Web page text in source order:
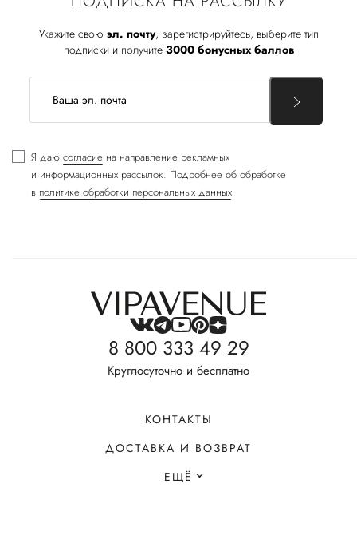
Укажите свою эл. почту, зарегистрируйтесь, выберите тип
подписки и получите 3000 бонусных баллов
Я даю согласие на направление рекламных
и информационных рассылок. Подробнее об обработке
в политике обработки персональных данных
8 800 333 49 29
Круглосуточно и бесплатно
КОНТАКТЫ
ДОСТАВКА И ВОЗВРАТ
ЕЩЁ